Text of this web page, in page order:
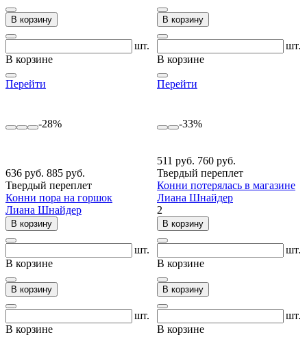
В корзину
шт.
В корзине
Перейти
В корзину
шт.
В корзине
Перейти
-28%
636 руб. 885 руб.
Твердый переплет
Конни пора на горшок
Лиана Шнайдер
В корзину
шт.
В корзине
В корзину
шт.
В корзине
-33%
511 руб. 760 руб.
Твердый переплет
Конни потерялась в магазине
Лиана Шнайдер
2
В корзину
шт.
В корзине
В корзину
шт.
В корзине